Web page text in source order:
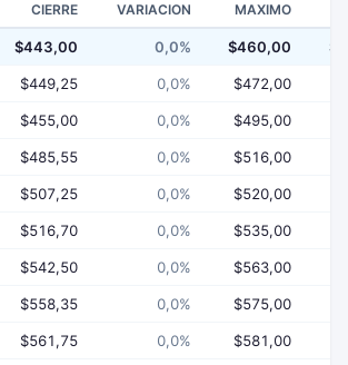
CIERRE VARIACION MAXIMO
$443,00 0,0% $460,00
$449,25 0,0% $472,00
$455,00 0,0% $495,00
$485,55 0,0% $516,00
$507,25 0,0% $520,00
$516,70 0,0% $535,00
$542,50 0,0% $563,00
$558,35 0,0% $575,00
$561,75 0,0% $581,00